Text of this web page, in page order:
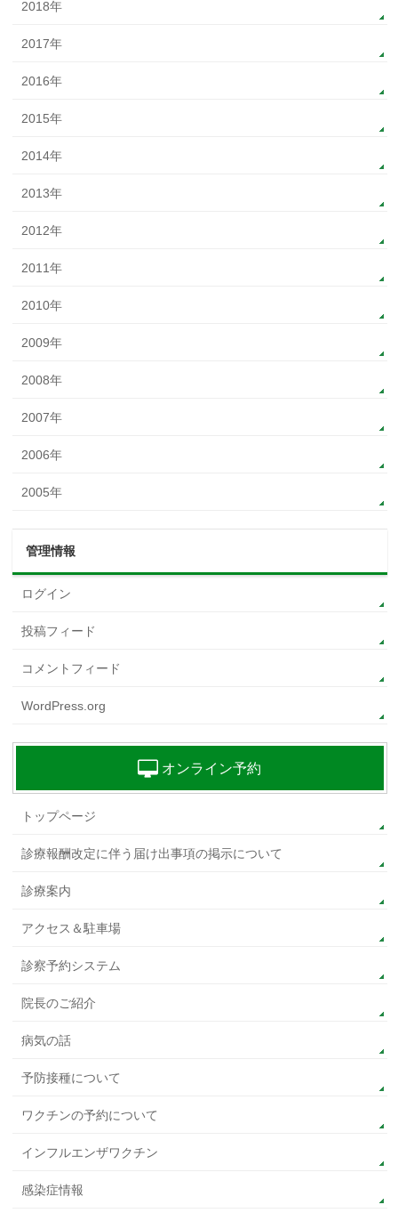
2018年
2017年
2016年
2015年
2014年
2013年
2012年
2011年
2010年
2009年
2008年
2007年
2006年
2005年
管理情報
ログイン
投稿フィード
コメントフィード
WordPress.org
オンライン予約
トップページ
診療報酬改定に伴う届け出事項の掲示について
診療案内
アクセス＆駐車場
診察予約システム
院長のご紹介
病気の話
予防接種について
ワクチンの予約について
インフルエンザワクチン
感染症情報